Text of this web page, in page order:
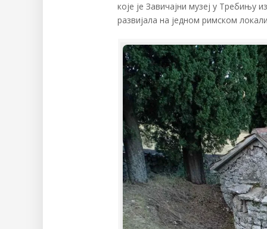
које је Завичајни музеј у Требињу
развијала на једном римском